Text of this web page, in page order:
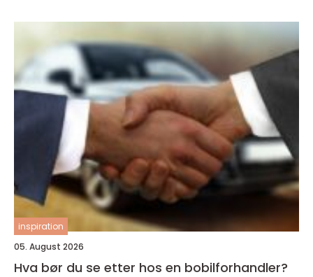
inspiration
05. August 2026
Hva bør du se etter hos en bobilforhandler?